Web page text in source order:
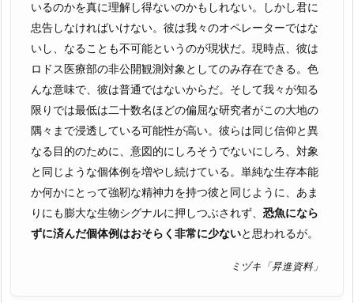
いるのかを真に理解し得ないのかもしれない。しかし君に
忠告しなければいけない。彼は我々のオペレーターではな
いし、なることも不可能というのが現状だ。現時点、彼は
ロドス医療部の非公開観測対象としてのみ存在できる。色
んな意味で、彼は普通ではないからだ。そして我々が知る
限りでは最低は二十数名ほどの偏屈な研究者がこの大地の
隅々まで浸透している可能性が高い。彼らは同じ信仰と異
なる目的のために、意図的にしろそうでないにしろ、対象
と同じような個体例を増やし続けている。単純な生存本能
か何かにとって強靭な精神力を持つ彼と同じように、あま
りにも膨大な生物シグナルに押しつぶされず、 恐魚になら
ずに済んだ個体例はおそらく非常に少ないと思われるが。
ミヅキ「昇進資料」